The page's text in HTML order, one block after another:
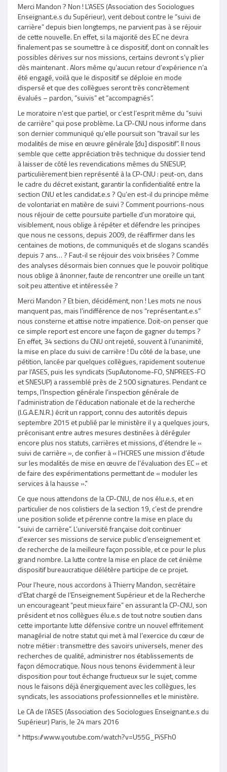
Merci Mandon ? Non ! L’ASES (Association des Sociologues
Enseignant.e.s du Supérieur), vent debout contre le “suivi de
carrière” depuis bien longtemps, ne parvient pas à se réjouir
de cette nouvelle. En effet, si la majorité des EC ne devra
finalement pas se soumettre à ce dispositif, dont on connaît les
possibles dérives sur nos missions, certains devront s’y plier
dès maintenant . Alors même qu’aucun retour d’expérience n’a
été engagé, voilà que le dispositif se déploie en mode
dispersé et que des collègues seront très concrètement
évalués – pardon, “suivis” et “accompagnés”.
Le moratoire n’est que partiel, or c’est l’esprit même du “suivi
de carrière” qui pose problème. La CP-CNU nous informe dans
son dernier communiqué qu’elle poursuit son “travail sur les
modalités de mise en œuvre générale [du] dispositif”. Il nous
semble que cette appréciation très technique du dossier tend
à laisser de côté les revendications mêmes du SNESUP,
particulièrement bien représenté à la CP-CNU : peut-on, dans
le cadre du décret existant, garantir la confidentialité entre la
section CNU et les candidat.e.s ? Qu’en est-il du principe même
de volontariat en matière de suivi ? Comment pourrions-nous
nous réjouir de cette poursuite partielle d’un moratoire qui,
visiblement, nous oblige à répéter et défendre les principes
que nous ne cessons, depuis 2009, de réaffirmer dans les
centaines de motions, de communiqués et de slogans scandés
depuis 7 ans… ? Faut-il se réjouir des voix brisées ? Comme
des analyses désormais bien connues que le pouvoir politique
nous oblige à ânonner, faute de rencontrer une oreille un tant
soit peu attentive et intéressée ?
Merci Mandon ? Et bien, décidément, non ! Les mots ne nous
manquent pas, mais l’indifférence de nos “représentant.e.s”
nous consterne et attise notre impatience. Doit-on penser que
ce simple report est encore une façon de gagner du temps ?
En effet, 34 sections du CNU ont rejeté, souvent à l’unanimité,
la mise en place du suivi de carrière ! Du côté de la base, une
pétition, lancée par quelques collègues, rapidement soutenue
par l’ASES, puis les syndicats (SupAutonome-FO, SNPREES-FO
et SNESUP) a rassemblé près de 2 500 signatures. Pendant ce
temps, l’Inspection générale l'inspection générale de
l'administration de l'éducation nationale et de la recherche
(I.G.A.E.N.R.) écrit un rapport, connu des autorités depuis
septembre 2015 et publié par le ministère il y a quelques jours,
préconisant entre autres mesures destinées à déréguler
encore plus nos statuts, carrières et missions, d’étendre le «
suivi de carrière », de confier à « l’HCRES une mission d’étude
sur les modalités de mise en œuvre de l’évaluation des EC » et
de faire des expérimentations permettant de « moduler les
services à la hausse »."
Ce que nous attendons de la CP-CNU, de nos élu.e.s, et en
particulier de nos colistiers de la section 19, c’est de prendre
une position solide et pérenne contre la mise en place du
“suivi de carrière”. L’université française doit continuer
d’exercer ses missions de service public d’enseignement et
de recherche de la meilleure façon possible, et ce pour le plus
grand nombre. La lutte contre la mise en place de cet énième
dispositif bureaucratique délétère participe de ce projet.
Pour l’heure, nous accordons à Thierry Mandon, secrétaire
d’Etat chargé de l’Enseignement Supérieur et de la Recherche
un encourageant “peut mieux faire” en assurant la CP-CNU, son
président et nos collègues élu.e.s de tout notre soutien dans
cette importante lutte défensive contre un nouvel effritement
managérial de notre statut qui met à mal l’exercice du cœur de
notre métier : transmettre des savoirs universels, mener des
recherches de qualité, administrer nos établissements de
façon démocratique. Nous nous tenons évidemment à leur
disposition pour tout échange fructueux sur le sujet, comme
nous le faisons déjà énergiquement avec les collègues, les
syndicats, les associations professionnelles et le ministère.
Le CA de l’ASES (Association des Sociologues Enseignant.e.s du
Supérieur) Paris, le 24 mars 2016
* https://www.youtube.com/watch?v=U55G_PiSFh0